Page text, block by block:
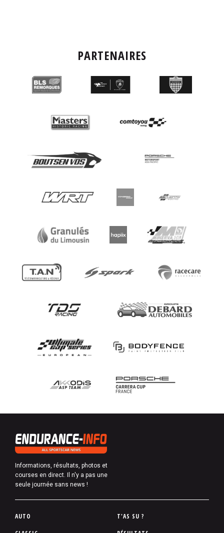
PARTENAIRES
Informations, résultats, photos et
courses en direct. Il n'y a pas une
seule journée sans news !
P
AUTO
T'AS SU ?